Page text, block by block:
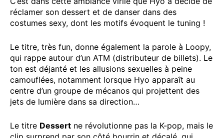
réclamer son dessert et de danser dans des
costumes sexy, dont les motifs évoquent le tuning !
Le titre, très fun, donne également la parole à Loopy,
qui rappe autour d’un ATM (distributeur de billets). Le
ton est déjanté et les allusions sexuelles à peine
camouflées, notamment lorsque Hyo apparaît au
centre d’un groupe de mécanos qui projettent des
jets de lumière dans sa direction…
Le titre Dessert ne révolutionne pas la K-pop, mais le